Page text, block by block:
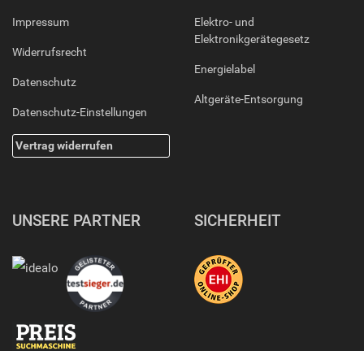
Impressum
Widerrufsrecht
Datenschutz
Datenschutz-Einstellungen
Vertrag widerrufen
Elektro- und
Elektronikgerätegesetz
Energielabel
Altgeräte-Entsorgung
UNSERE PARTNER SICHERHEIT